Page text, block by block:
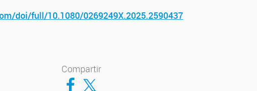
doi/full/10.1080/0269249X.2025.2590437
Compartir
Compartir en Facebook
Compartir en Twitter